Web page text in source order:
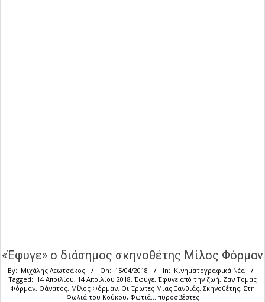
«Έφυγε» ο διάσημος σκηνοθέτης Μίλος Φόρμαν
By: Μιχάλης Λεωτσάκος On: 15/04/2018 In: Κινηματογραφικά Νέα
Tagged: 14 Απριλίου, 14 Απριλίου 2018, Έφυγε, Έφυγε από την ζωή, Ζαν Τόμας
Φόρμαν, Θάνατος, Μίλος Φόρμαν, Οι Έρωτες Μιας Ξανθιάς, Σκηνοθέτης, Στη
Φωλιά του Κούκου, Φωτιά... πυροσβέστες